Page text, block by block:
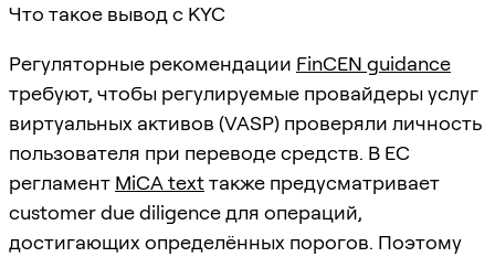
Что такое вывод с KYC
Регуляторные рекомендации FinCEN guidance
требуют, чтобы регулируемые провайдеры услуг
виртуальных активов (VASP) проверяли личность
пользователя при переводе средств. В ЕС
регламент MiCA textтакже предусматривает
customer due diligence для операций,
достигающих определённых порогов. Поэтому